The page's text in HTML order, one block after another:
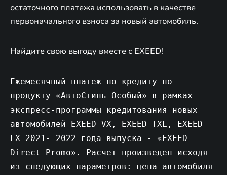
остаточного платежа использовать в качестве
первоначального взноса за новый автомобиль.
Найдите свою выгоду вместе с EXEED!
Ежемесячный платеж по кредиту по
продукту «АвтоСтиль-Особый» в рамках
экспресс-программы кредитования новых
автомобилей EXEED VX, EXEED TXL, EXEED
LX 2021- 2022 года выпуска - «EXEED
Direct Promo». Расчет произведен исходя
из следующих параметров: цена автомобиля